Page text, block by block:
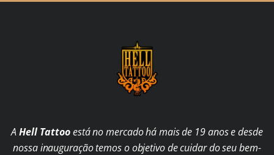
AHell Tattooestá no mercado há mais de 19 anos e desde
nossa inauguração temos o objetivo de cuidar do seu bem-